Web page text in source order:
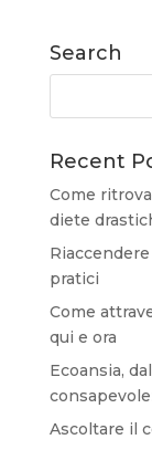
Search
Recent
Come
diete
pratici
Come
qui e ora
Ecoansia,
Ascoltare il